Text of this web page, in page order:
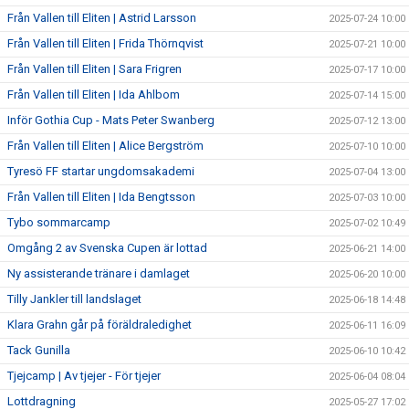
Från Vallen till Eliten | Astrid Larsson 2025-07-24 10:00
Från Vallen till Eliten | Frida Thörnqvist 2025-07-21 10:00
Från Vallen till Eliten | Sara Frigren 2025-07-17 10:00
Från Vallen till Eliten | Ida Ahlbom 2025-07-14 15:00
Inför Gothia Cup - Mats Peter Swanberg 2025-07-12 13:00
Från Vallen till Eliten | Alice Bergström 2025-07-10 10:00
Tyresö FF startar ungdomsakademi 2025-07-04 13:00
Från Vallen till Eliten | Ida Bengtsson 2025-07-03 10:00
Tybo sommarcamp 2025-07-02 10:49
Omgång 2 av Svenska Cupen är lottad 2025-06-21 14:00
Ny assisterande tränare i damlaget 2025-06-20 10:00
Tilly Jankler till landslaget 2025-06-18 14:48
Klara Grahn går på föräldraledighet 2025-06-11 16:09
Tack Gunilla 2025-06-10 10:42
Tjejcamp | Av tjejer - För tjejer 2025-06-04 08:04
Lottdragning 2025-05-27 17:02